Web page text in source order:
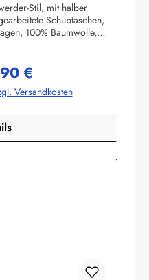
Stil, mit halber
Schubtaschen,
100% Baumwolle,
bekleidung.de
Preis:
€
Versandkosten